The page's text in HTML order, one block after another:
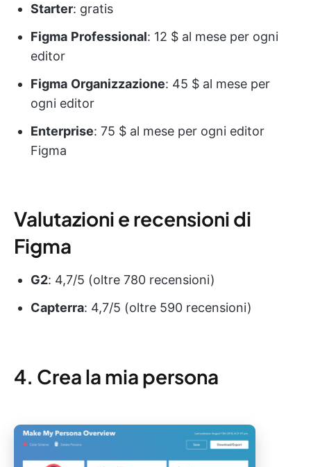
Starter: gratis
Figma Professional: 12 $ al mese per ogni
editor
Figma Organizzazione: 45 $ al mese per
ogni editor
Enterprise: 75 $ al mese per ogni editor
Figma
Valutazioni e recensioni di
Figma
G2: 4,7/5 (oltre 780 recensioni)
Capterra: 4,7/5 (oltre 590 recensioni)
4. Crea la mia persona